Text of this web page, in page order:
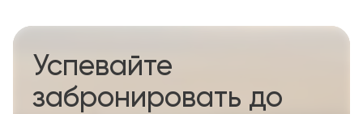
Успевайте
забронировать до